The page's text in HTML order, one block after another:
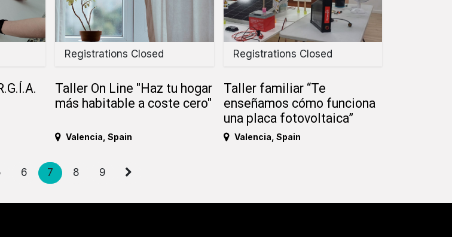
Registrations Closed
Taller On Line "Haz tu hogar
más habitable a coste cero"
Valencia Spain
Registrations Closed
Taller familiar “Te
enseñamos cómo funciona
una placa fotovoltaica”
Valencia Spain
6 7 8 9